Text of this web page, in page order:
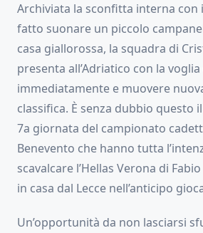
Archiviata la sconfitta interna con
fatto suonare un piccolo
casa giallorossa, la squadra di
presenta all’Adriatico con la
immediatamente e muovere
classifica. È senza dubbio questo
7a giornata del campionato
Benevento che hanno tutta
scavalcare l’Hellas Verona di
in casa dal Lecce nell’anticipo
Un’opportunità da non lasciarsi